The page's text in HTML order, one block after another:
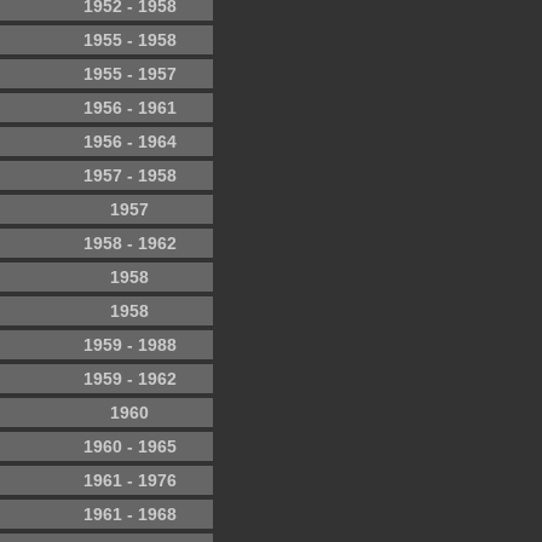
1952 - 1958
1955 - 1958
1955 - 1957
1956 - 1961
1956 - 1964
1957 - 1958
1957
1958 - 1962
1958
1958
1959 - 1988
1959 - 1962
1960
1960 - 1965
1961 - 1976
1961 - 1968